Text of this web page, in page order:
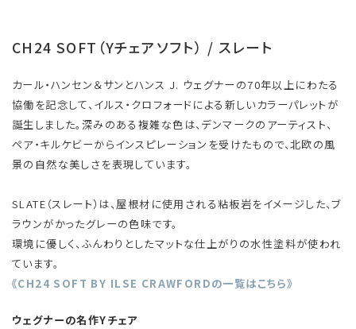
CH24 SOFT（Yチェアソフト） / スレート
カール・ハンセン＆サンとハンス J. ウェグナーの70年以上にわたる
協働を記念して、イルス・クロフォードによる新しいカラーパレットが
誕生しました。深みのある複雑な色は、デンマークのアーティスト、
ペア・キルケビーからインスピレーションを受けたもので、北欧の風
景の自然な美しさを表現しています。
SLATE（スレート）は、屋根材に使用される粘板岩をイメージした、ブ
ラウンがかったグレーの色味です。
環境に優しく、ふんわりとしたマットな仕上がりの水性塗料が使われ
ています。
《CH24 SOFT BY ILSE CRAWFORDの一覧はこちら》
ウェグナーの名作Yチェア